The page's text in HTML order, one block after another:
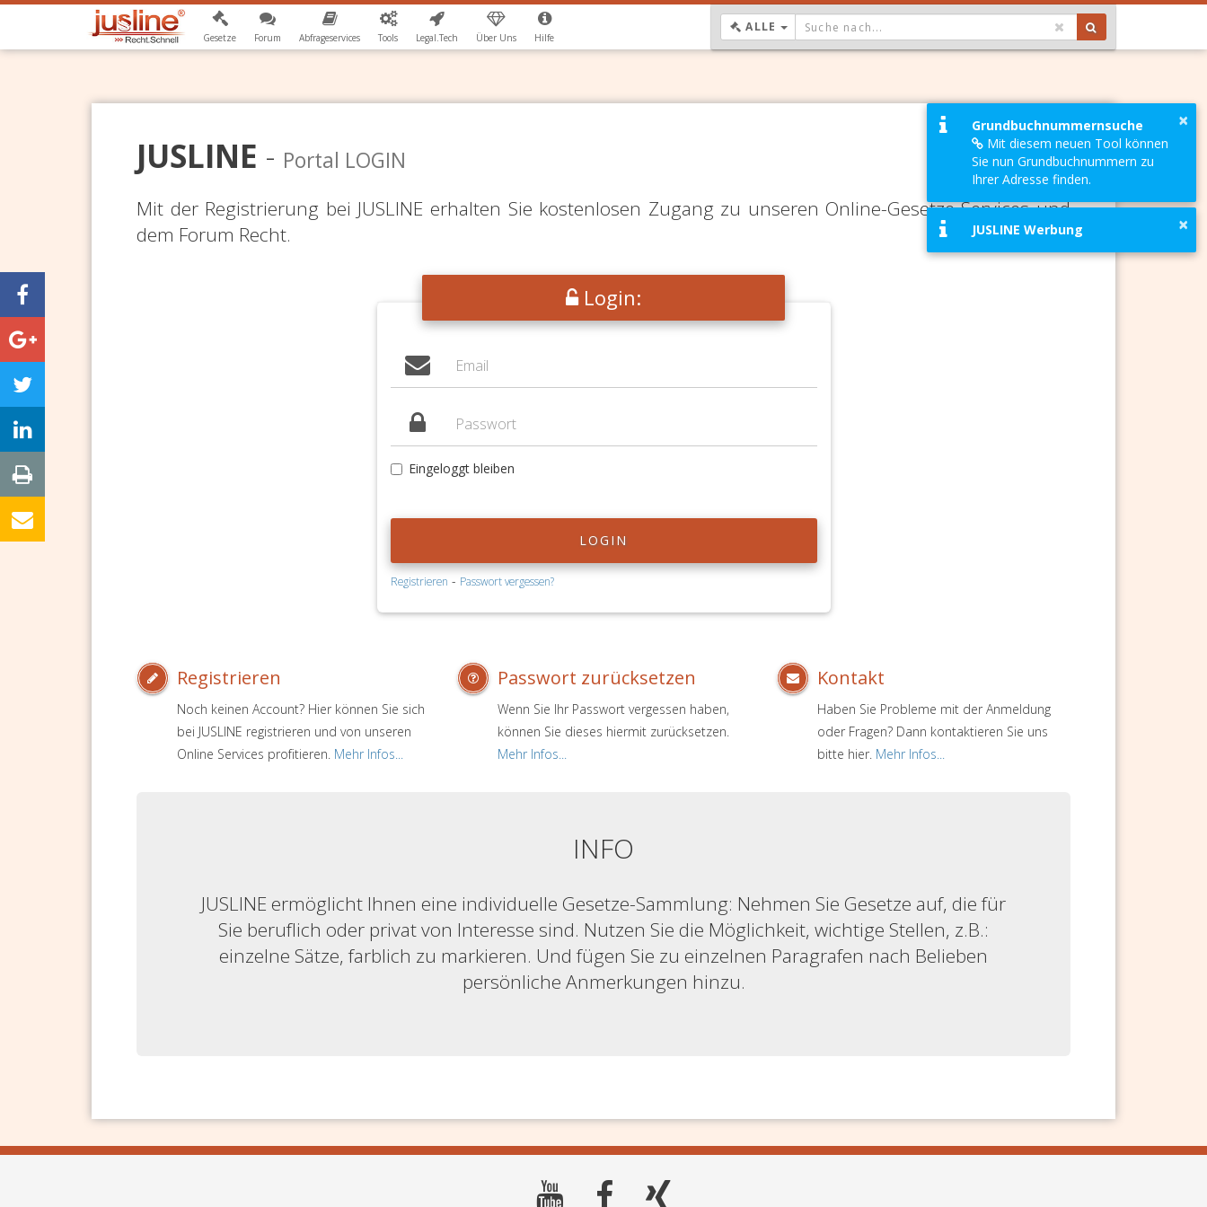
Gesetze Forum Abfrageservices Tools Legal.Tech Über Uns Hilfe
ALLE DROPDOWN: GEWÄHLTER WERT IST ALLE
JUSLINE - Portal LOGIN
Mit der Registrierung bei JUSLINE erhalten Sie kostenlosen Zugang zu unseren Online-Gesetze-Services und
dem Forum Recht.
Login:
Eingeloggt bleiben
LOGIN
Registrieren - Passwort vergessen?
Registrieren
Noch keinen Account? Hier können Sie sich
bei JUSLINE registrieren und von unseren
Online Services profitieren. Mehr Infos...
Passwort zurücksetzen
Wenn Sie Ihr Passwort vergessen haben,
können Sie dieses hiermit zurücksetzen.
Mehr Infos...
Kontakt
Haben Sie Probleme mit der Anmeldung
oder Fragen? Dann kontaktieren Sie uns
bitte hier. Mehr Infos...
INFO
JUSLINE ermöglicht Ihnen eine individuelle Gesetze-Sammlung: Nehmen Sie Gesetze auf, die für
Sie beruflich oder privat von Interesse sind. Nutzen Sie die Möglichkeit, wichtige Stellen, z.B.:
einzelne Sätze, farblich zu markieren. Und fügen Sie zu einzelnen Paragrafen nach Belieben
persönliche Anmerkungen hinzu.
×
Grundbuchnummernsuche
Mit diesem neuen Tool können
Sie nun Grundbuchnummern zu
Ihrer Adresse finden.
×
JUSLINE Werbung